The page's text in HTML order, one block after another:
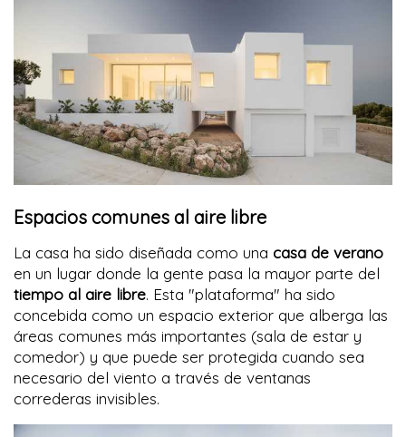
Espacios comunes al aire libre
La casa ha sido diseñada como una casa de verano
en un lugar donde la gente pasa la mayor parte del
tiempo al aire libre. Esta "plataforma" ha sido
concebida como un espacio exterior que alberga las
áreas comunes más importantes (sala de estar y
comedor) y que puede ser protegida cuando sea
necesario del viento a través de ventanas
correderas invisibles.